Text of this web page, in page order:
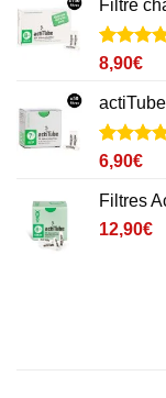
Filtre
Noté4.3
sur 5
basé sur
6
notations
client
8,90€
Noté4
sur 5
basé sur
3
notations
client
6,90€
Filtres
12,90€